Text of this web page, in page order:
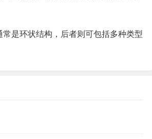
是环状结构，后者则可包括多种类型